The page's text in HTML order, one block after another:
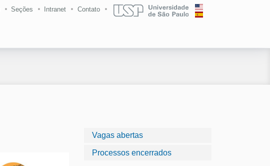
Seções Intranet Contato
Vagas abertas
Processos encerrados